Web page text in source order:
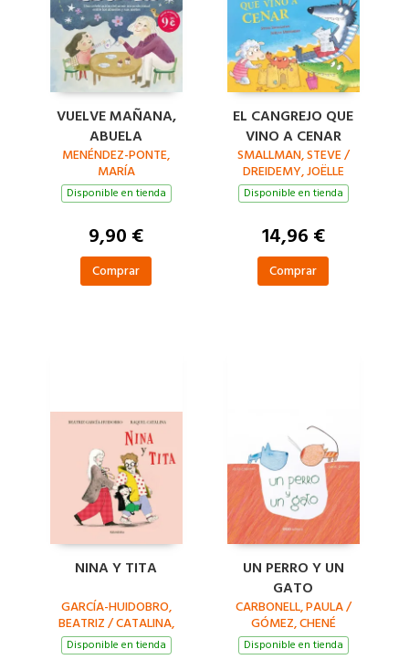
VUELVE MAÑANA,
ABUELA
MENÉNDEZ-PONTE,
MARÍA
Disponible en tienda
9,90 €
Comprar
EL CANGREJO QUE
VINO A CENAR
SMALLMAN, STEVE /
DREIDEMY, JOËLLE
Disponible en tienda
14,96 €
Comprar
NINA Y TITA
GARCÍA-HUIDOBRO,
BEATRIZ / CATALINA,
RAQUEL
Disponible en tienda
UN PERRO Y UN
GATO
CARBONELL, PAULA /
GÓMEZ, CHENÉ
Disponible en tienda